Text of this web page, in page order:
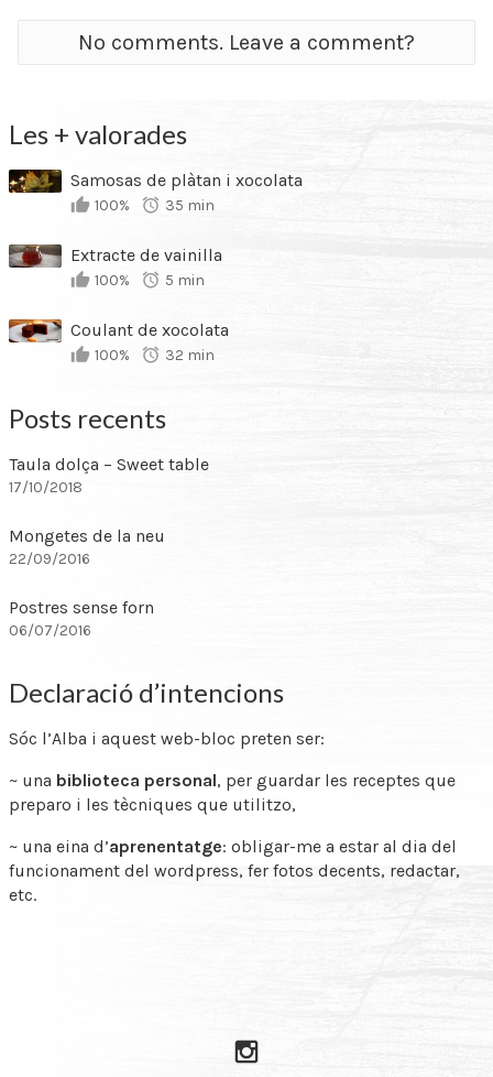
No comments. Leave a comment?
Les + valorades
Samosas de plàtan i xocolata
100% 35 min
Extracte de vainilla
100% 5 min
Coulant de xocolata
100% 32 min
Posts recents
Taula dolça – Sweet table
17/10/2018
Mongetes de la neu
22/09/2016
Postres sense forn
06/07/2016
Declaració d’intencions
Sóc l’Alba i aquest web-bloc preten ser:
~ una biblioteca personal, per guardar les receptes que
preparo i les tècniques que utilitzo,
~ una eina d’aprenentatge: obligar-me a estar al dia del
funcionament del wordpress, fer fotos decents, redactar,
etc.